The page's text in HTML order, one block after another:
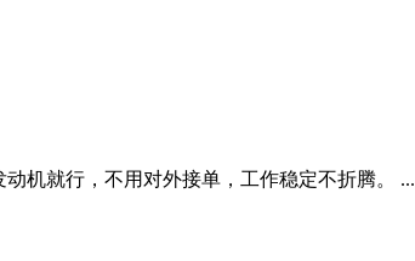
机就行，不用对外接单，工作稳定不折腾。 ...